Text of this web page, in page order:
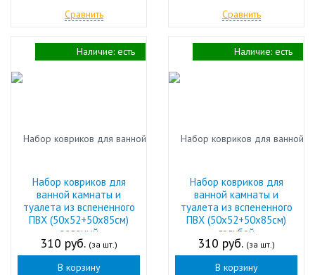
Сравнить Сравнить
Набор ковриков для
ванной камнаты и
туалета из вспененного
ПВХ (50х52+50х85см)
зеленый
310 руб. (за шт.)
В корзину
Наличие: есть
Набор ковриков для
ванной камнаты и
туалета из вспененного
ПВХ (50х52+50х85см)
голубой
310 руб. (за шт.)
В корзину
Наличие: есть